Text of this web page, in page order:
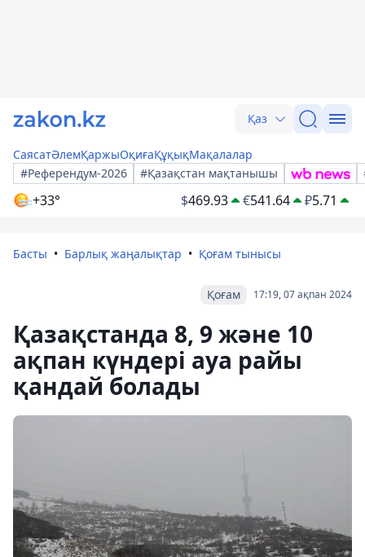
Қаз
СаясатӘлемҚаржыОқиғаҚұқықМақалалар
#Референдум-2026
#Қазақстан мақтанышы
+33° $469.93 €541.64 ₽5.71
Басты Барлық жаңалықтар Қоғам тынысы
17:19, 07 ақпан 2024
Қоғам
Қазақстанда 8, 9 және 10
ақпан күндері ауа райы
қандай болады